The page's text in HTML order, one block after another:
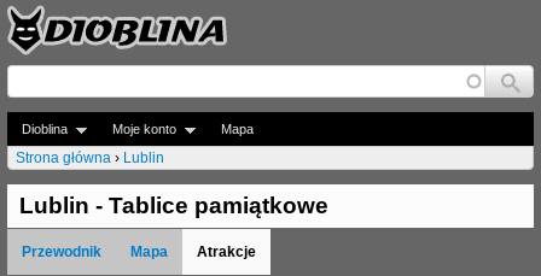
Jump to navigation
Dioblina Moje konto Mapa
J
e
s
Strona główna › Lublin
Lublin - Tablice pamiątkowe
Przewodnik Mapa Atrakcje